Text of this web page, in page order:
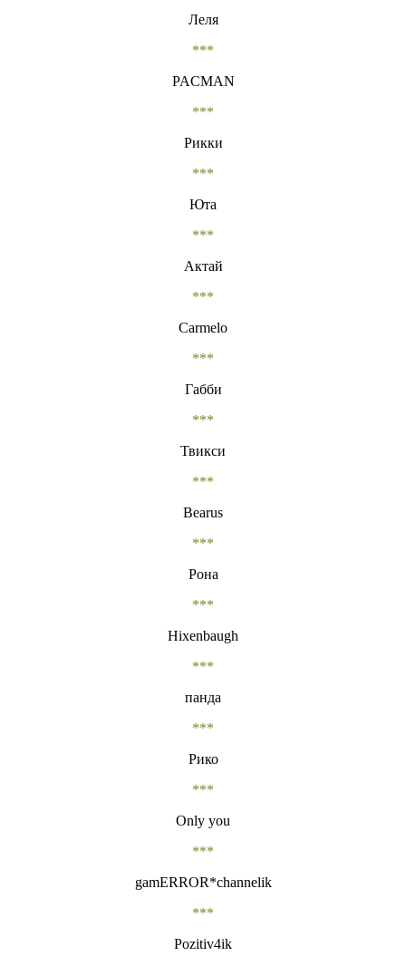
Леля
***
PACMAN
***
Рикки
***
Юта
***
Актай
***
Carmelo
***
Габби
***
Твикси
***
Bearus
***
Рона
***
Hixenbaugh
***
панда
***
Рико
***
Only you
***
gamERROR*channelik
***
Pozitiv4ik